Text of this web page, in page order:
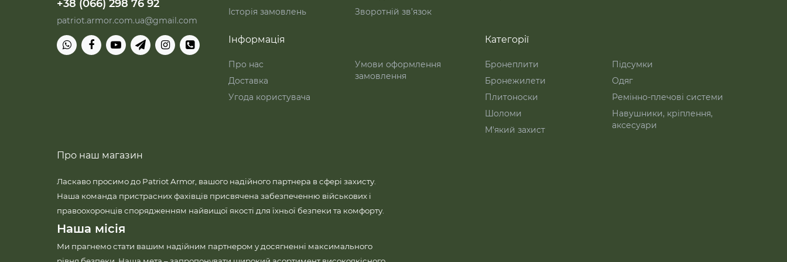
+38 (066) 298 76 92
patriot.armor.com.ua@gmail.com
Історія замовлень
Зворотній зв’язок
Інформація
Про нас
Доставка
Угода користувача
Умови оформлення
замовлення
Категорії
Бронеплити
Бронежилети
Плитоноски
Шоломи
М'який захист
Підсумки
Одяг
Ремінно-плечові системи
Навушники, кріплення,
аксесуари
Про наш магазин
Ласкаво просимо до Patriot Armor, вашого надійного партнера в сфері захисту.
Наша команда пристрасних фахівців присвячена забезпеченню військових і
правоохоронців спорядженням найвищої якості для їхньої безпеки та комфорту.
Наша місія
Ми прагнемо стати вашим надійним партнером у досягненні максимального